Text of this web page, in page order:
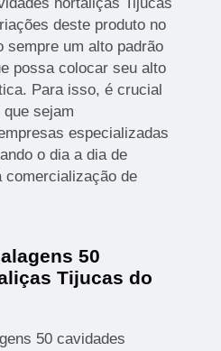
deste produto no
sempre um alto padrão
possa colocar seu alto
Para isso, é crucial
sejam
especializadas
o dia a dia de
comercialização de
50
Tijucas do
50 cavidades